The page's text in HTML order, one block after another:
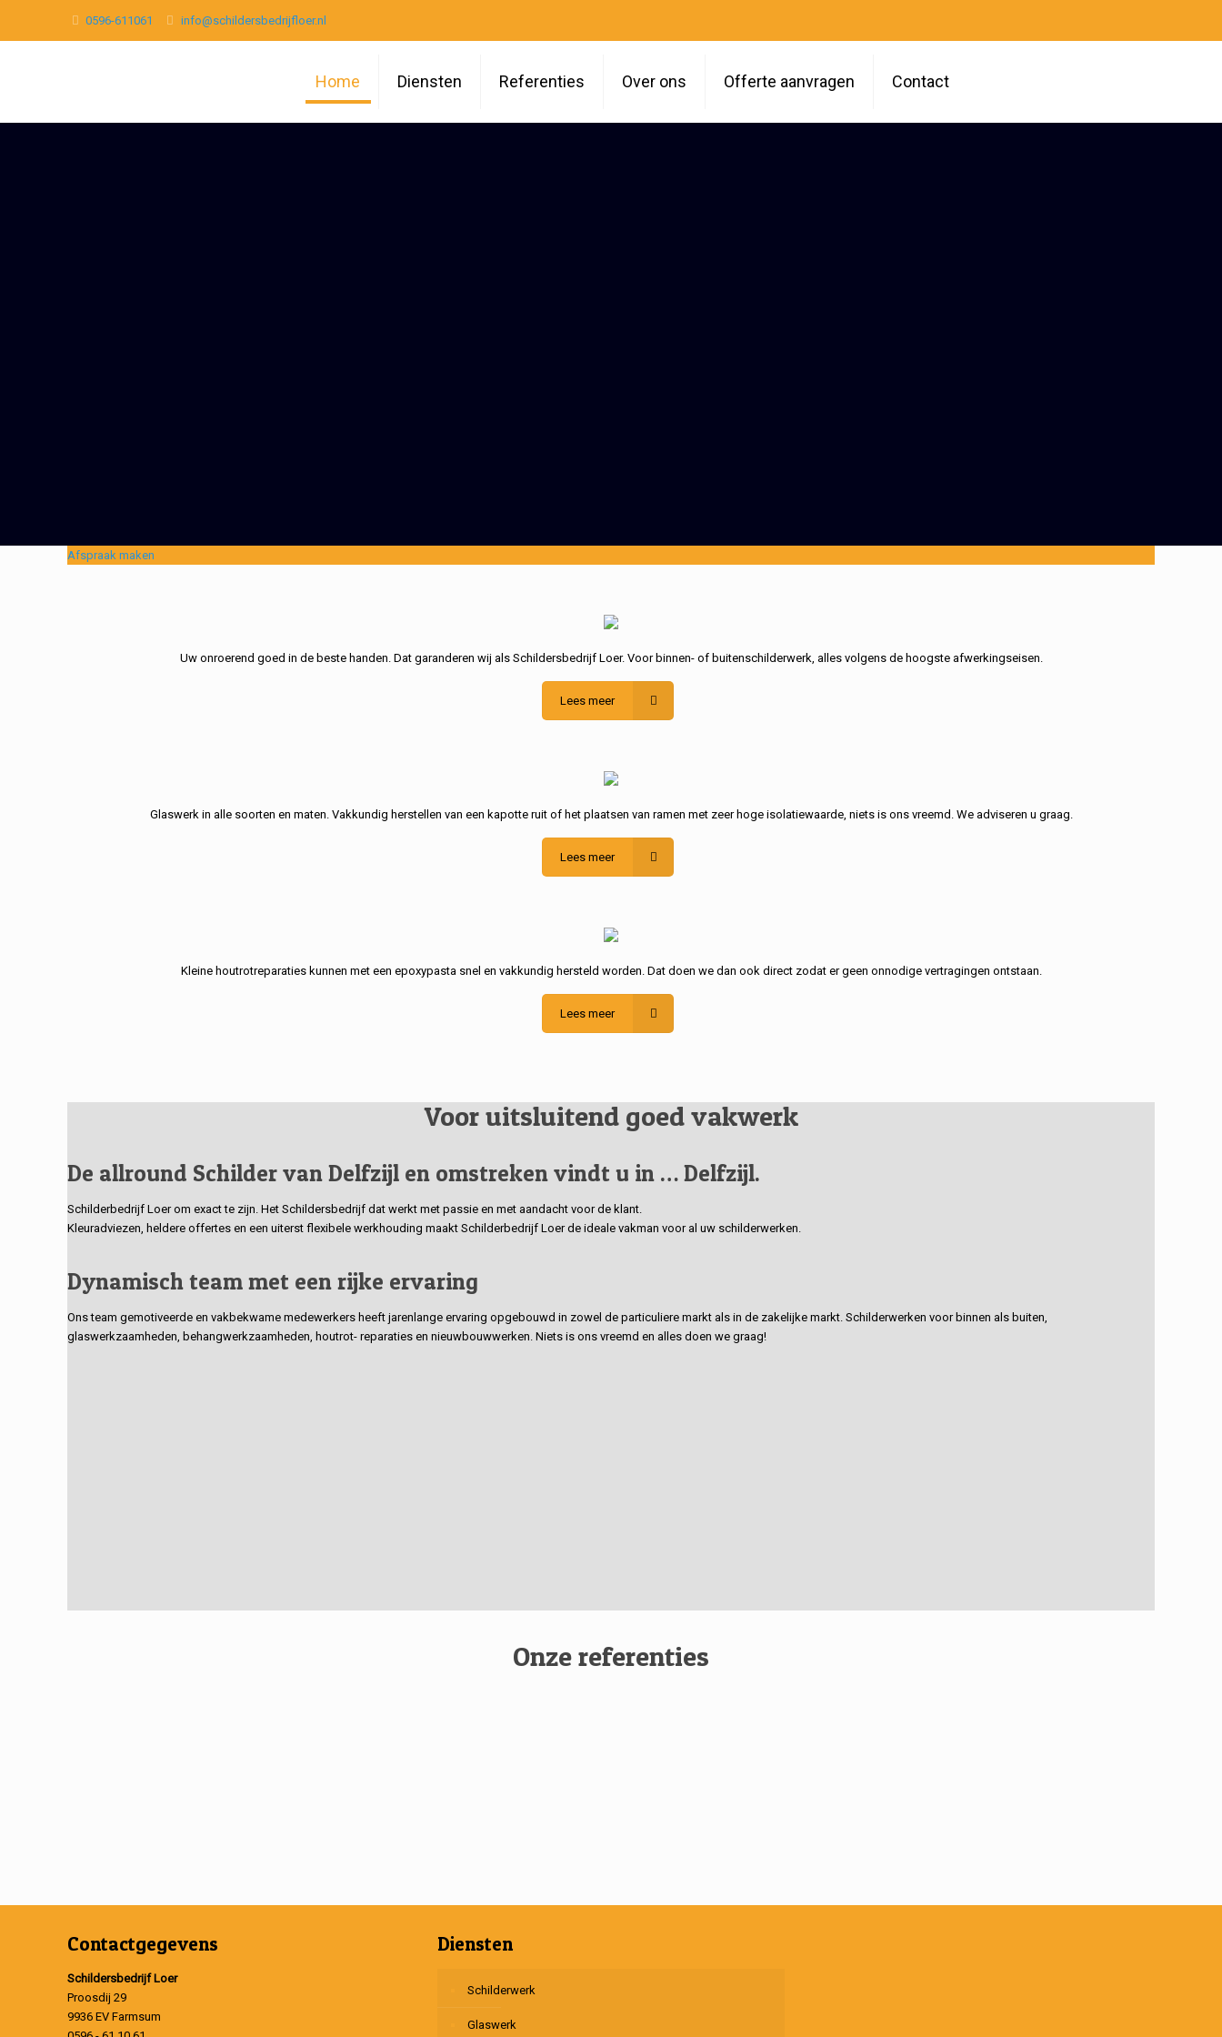
0596-611061 info@schildersbedrijfloer.nl
Home Diensten Referenties Over ons Offerte aanvragen Contact
Afspraak maken
Uw onroerend goed in de beste handen. Dat garanderen wij als Schildersbedrijf Loer. Voor binnen- of buitenschilderwerk, alles volgens de hoogste afwerkingseisen.
Lees meer
Glaswerk in alle soorten en maten. Vakkundig herstellen van een kapotte ruit of het plaatsen van ramen met zeer hoge isolatiewaarde, niets is ons vreemd. We adviseren u graag.
Lees meer
Kleine houtrotreparaties kunnen met een epoxypasta snel en vakkundig hersteld worden. Dat doen we dan ook direct zodat er geen onnodige vertragingen ontstaan.
Lees meer
Voor uitsluitend goed vakwerk
De allround Schilder van Delfzijl en omstreken vindt u in … Delfzijl.
Schilderbedrijf Loer om exact te zijn. Het Schildersbedrijf dat werkt met passie en met aandacht voor de klant.
Kleuradviezen, heldere offertes en een uiterst flexibele werkhouding maakt Schilderbedrijf Loer de ideale vakman voor al uw schilderwerken.
Dynamisch team met een rijke ervaring
Ons team gemotiveerde en vakbekwame medewerkers heeft jarenlange ervaring opgebouwd in zowel de particuliere markt als in de zakelijke markt. Schilderwerken voor binnen als buiten,
glaswerkzaamheden, behangwerkzaamheden, houtrot- reparaties en nieuwbouwwerken. Niets is ons vreemd en alles doen we graag!
Onze referenties
Contactgegevens
Schildersbedrijf Loer
Proosdij 29
9936 EV Farmsum
Diensten
Schilderwerk
Glaswerk